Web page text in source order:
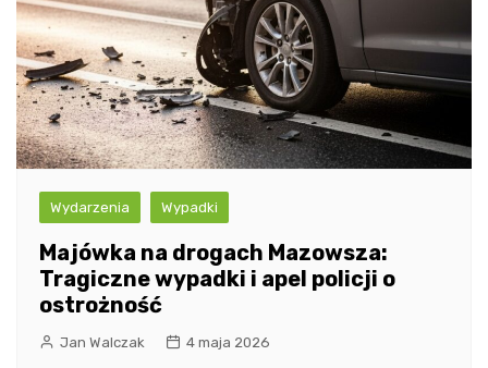
Wydarzenia Wypadki
Majówka na drogach Mazowsza:
Tragiczne wypadki i apel policji o
ostrożność
Jan Walczak 4 maja 2026